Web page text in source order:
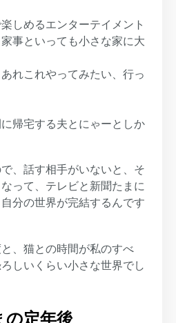
しめるエンターテイメント
事といっても小さな家に大
れこれやってみたい、行っ
帰宅する夫とにゃーとしか
、話す相手がいないと、そ
って、テレビと新聞たまに
分の世界が完結するんです
、猫との時間が私のすべ
しいくらい小さな世界でし
の定年後